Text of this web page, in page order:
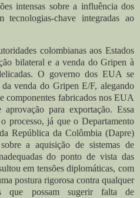
intensas sobre a influência dos
tecnologias-chave integradas ao
colombianas aos Estados
bilateral e a venda do Gripen à
O governo dos EUA se
venda do Gripen E/F, alegando
componentes fabricados nos EUA
para exportação. Essa
processo, já que o Departamento
República da Colômbia (Dapre)
a aquisição de sistemas de
do ponto de vista das
em tensões diplomáticas, com
postura rigorosa contra qualquer
que possam sugerir falta de